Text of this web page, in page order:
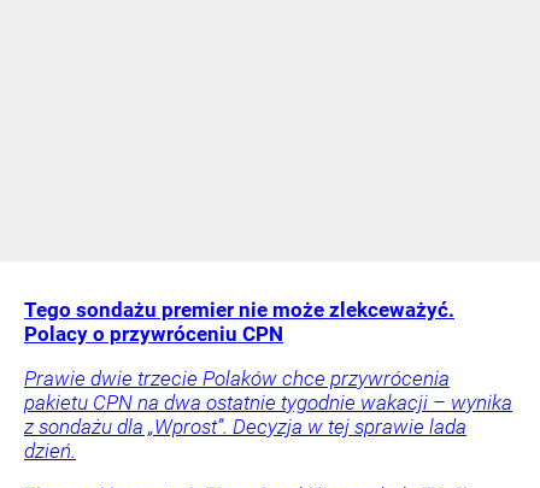
Tego sondażu premier nie może zlekceważyć.
Polacy o przywróceniu CPN
Prawie dwie trzecie Polaków chce przywrócenia
pakietu CPN na dwa ostatnie tygodnie wakacji – wynika
z sondażu dla „Wprost”. Decyzja w tej sprawie lada
dzień.